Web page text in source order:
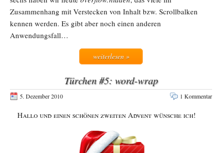
Zusammenhang mit Verstecken von Inhalt bzw. Scrollbalken
kennen werden. Es gibt aber noch einen anderen
Anwendungsfall…
weiterlesen »
Türchen #5: word-wrap
5. Dezember 2010 1 Kommentar
Hallo und einen schönen zweiten Advent wünsche ich!